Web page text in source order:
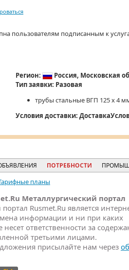
пользователям подписанным к
Регион: Россия, Московская
Тип заявки: Разовая
трубы стальные ВГП 125 х 4
Условия доставки: Доставка
ПОТРЕБНОСТИ
планы
Металлургический портал
Rusmet.Ru является
информации и ни при каких
несет ответственности за
третьими лицами.
присылайте нам через